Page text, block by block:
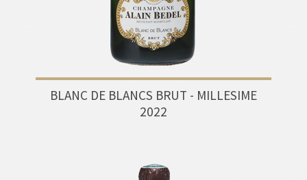
BLANC DE BLANCS BRUT - MILLESIME
2022